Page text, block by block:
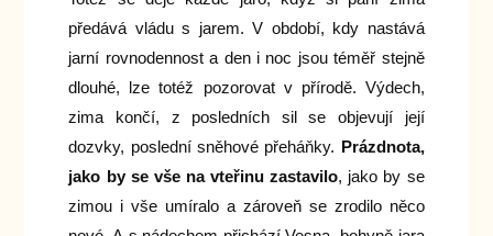
předává vládu s jarem. V období, kdy nastává
jarní rovnodennost a den i noc jsou téměř stejně
dlouhé, lze totéž pozorovat v přírodě. Výdech,
zima končí, z posledních sil se objevují její
dozvky, poslední sněhové přeháňky. Prázdnota,
jako by se vše na vteřinu zastavilo, jako by se
zimou i vše umíralo a zároveň se zrodilo něco